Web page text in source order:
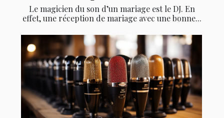
Le magicien du son d’un mariage est le DJ. En
effet, une réception de mariage avec une bonne...